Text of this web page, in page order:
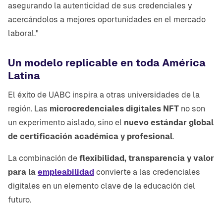
asegurando la autenticidad de sus credenciales y
acercándolos a mejores oportunidades en el mercado
laboral."
Un modelo replicable en toda América
Latina
El éxito de UABC inspira a otras universidades de la
región. Las microcredenciales digitales NFT no son
un experimento aislado, sino el nuevo estándar global
de certificación académica y profesional.
La combinación de flexibilidad, transparencia y valor
para la empleabilidad convierte a las credenciales
digitales en un elemento clave de la educación del
futuro.